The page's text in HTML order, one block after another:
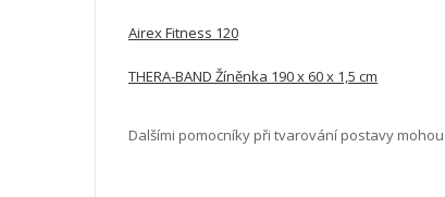
Airex Fitness 120
THERA-BAND Žíněnka 190 x 60 x 1,5 cm
Dalšími pomocníky při tvarování postavy